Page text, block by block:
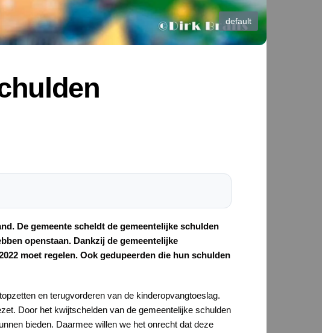
default
De gemeente scheldt de gemeentelijke schulden
openstaan. Dankzij de gemeentelijke
moet regelen. Ook gedupeerden die hun schulden
en terugvorderen van de kinderopvangtoeslag.
Door het kwijtschelden van de gemeentelijke schulden
bieden. Daarmee willen we het onrecht dat deze